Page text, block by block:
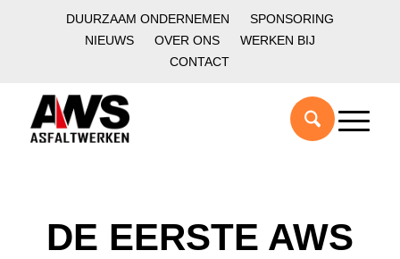
DUURZAAM ONDERNEMEN
SPONSORING
NIEUWS
OVER ONS
WERKEN BIJ
CONTACT
DE EERSTE AWS